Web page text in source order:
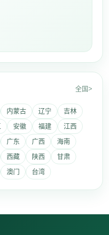
全国>
内蒙古 辽宁
吉林
安徽 福建
江西
广东 广西
海南
西藏 陕西
甘肃
澳门 台湾